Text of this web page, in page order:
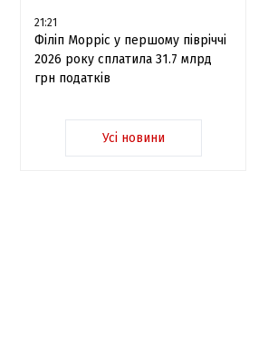
21:21
Філіп Морріс у першому півріччі
2026 року сплатила 31.7 млрд
грн податків
Усі новини